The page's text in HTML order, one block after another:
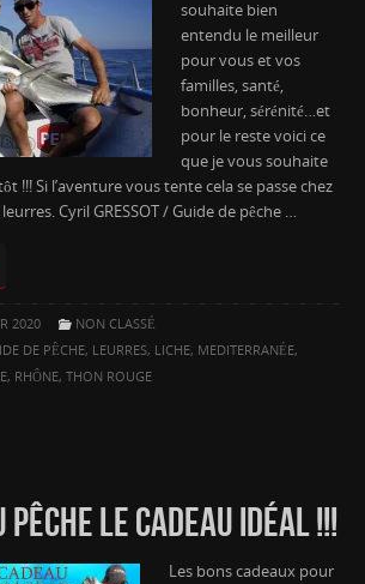
souhaite bien
entendu le meilleur
pour vous et vos
familles, santé,
bonheur, sérénité…et
pour le reste voici ce
que je vous souhaite
!!! Si l’aventure vous tente cela se passe chez
Cyril GRESSOT / Guide de pêche …
2020
NON CLASSÉ
DE PÊCHE, LEURRES, LICHE, MEDITERRANÉE,
, RHÔNE, THON ROUGE
PÊCHE LE CADEAU IDÉAL !!!
Les bons cadeaux pour